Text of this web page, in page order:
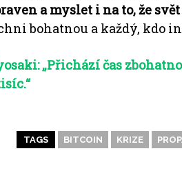
a myslet i na to, že
bohatnou a každý, kdo
„Přichází čas
TAGS BITCOIN KRIZE